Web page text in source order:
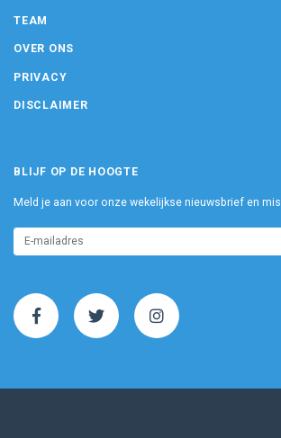
TEAM
OVER ONS
PRIVACY
DISCLAIMER
BLIJF OP DE HOOGTE
Meld je aan voor onze wekelijkse nieuwsbrief en